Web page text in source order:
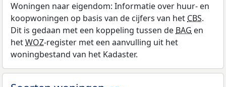
Woningen naar eigendom: Informatie over huur- en
koopwoningen op basis van de cijfers van hetCBS.
Dit is gedaan met een koppeling tussen deBAG en
hetWOZ-register met een aanvulling uit het
woningbestand van het Kadaster.